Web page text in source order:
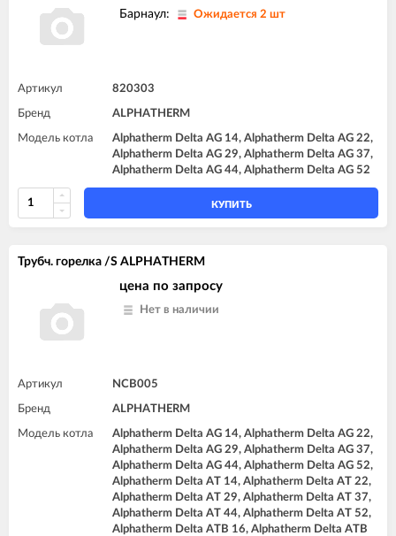
Барнаул: Ожидается 2 шт
Артикул 820303
Бренд ALPHATHERM
Модель котла
Alphatherm Delta AG 14, Alphatherm Delta AG 22,
Alphatherm Delta AG 29, Alphatherm Delta AG 37,
Alphatherm Delta AG 44, Alphatherm Delta AG 52
КУПИТЬ
Трубч. горелка /S ALPHATHERM
цена по запросу
Нет в наличии
Артикул NCB005
Бренд ALPHATHERM
Модель котла
Alphatherm Delta AG 14, Alphatherm Delta AG 22,
Alphatherm Delta AG 29, Alphatherm Delta AG 37,
Alphatherm Delta AG 44, Alphatherm Delta AG 52,
Alphatherm Delta AT 14, Alphatherm Delta AT 22,
Alphatherm Delta AT 29, Alphatherm Delta AT 37,
Alphatherm Delta AT 44, Alphatherm Delta AT 52,
Alphatherm Delta ATB 16, Alphatherm Delta ATB